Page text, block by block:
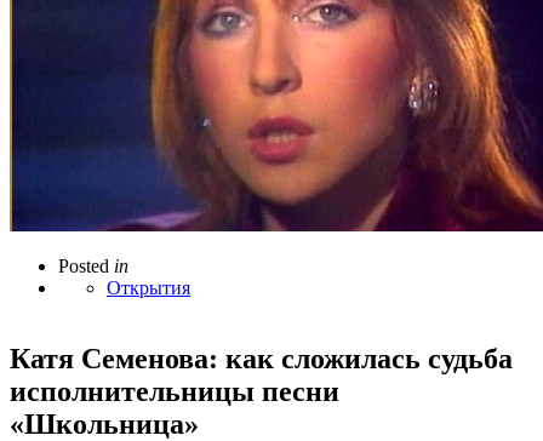
Posted in
Открытия
Катя Семенова: как сложилась судьба
исполнительницы песни
«Школьница»